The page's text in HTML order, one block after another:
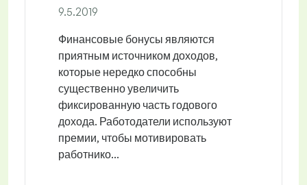
9.5.2019
Финансовые бонусы являются
приятным источником доходов,
которые нередко способны
существенно увеличить
фиксированную часть годового
дохода. Работодатели используют
премии, чтобы мотивировать
работнико...